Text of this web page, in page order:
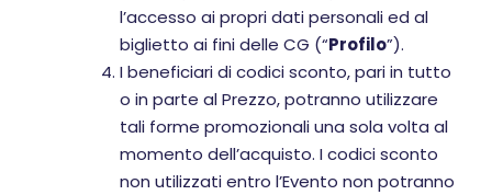
l’accesso ai propri dati personali ed al
biglietto ai fini delle CG (“Profilo”).
I beneficiari di codici sconto, pari in tutto
o in parte al Prezzo, potranno utilizzare
tali forme promozionali una sola volta al
momento dell’acquisto. I codici sconto
non utilizzati entro l’Evento non potranno